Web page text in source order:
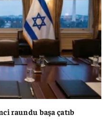
raundu başa çatıb